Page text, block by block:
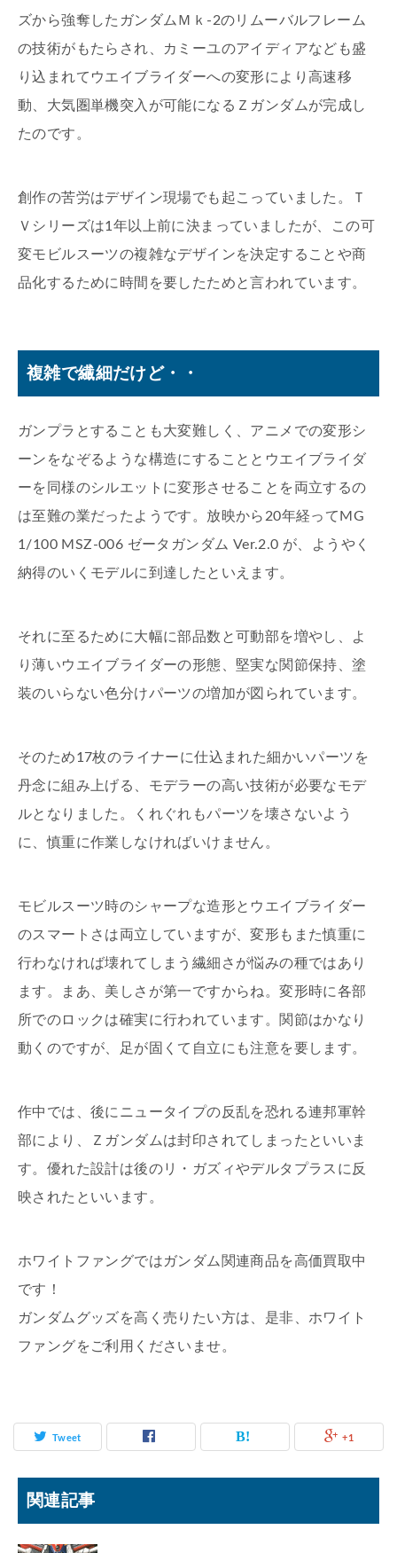
ズから強奪したガンダムＭｋ-2のリムーバルフレーム
の技術がもたらされ、カミーユのアイディアなども盛
り込まれてウエイブライダーへの変形により高速移
動、大気圏単機突入が可能になるＺガンダムが完成し
たのです。
創作の苦労はデザイン現場でも起こっていました。Ｔ
Ｖシリーズは1年以上前に決まっていましたが、この可
変モビルスーツの複雑なデザインを決定することや商
品化するために時間を要したためと言われています。
複雑で繊細だけど・・
ガンプラとすることも大変難しく、アニメでの変形シ
ーンをなぞるような構造にすることとウエイブライダ
ーを同様のシルエットに変形させることを両立するの
は至難の業だったようです。放映から20年経ってMG
1/100 MSZ-006 ゼータガンダム Ver.2.0 が、ようやく
納得のいくモデルに到達したといえます。
それに至るために大幅に部品数と可動部を増やし、よ
り薄いウエイブライダーの形態、堅実な関節保持、塗
装のいらない色分けパーツの増加が図られています。
そのため17枚のライナーに仕込まれた細かいパーツを
丹念に組み上げる、モデラーの高い技術が必要なモデ
ルとなりました。くれぐれもパーツを壊さないよう
に、慎重に作業しなければいけません。
モビルスーツ時のシャープな造形とウエイブライダー
のスマートさは両立していますが、変形もまた慎重に
行わなければ壊れてしまう繊細さが悩みの種ではあり
ます。まあ、美しさが第一ですからね。変形時に各部
所でのロックは確実に行われています。関節はかなり
動くのですが、足が固くて自立にも注意を要します。
作中では、後にニュータイプの反乱を恐れる連邦軍幹
部により、Ｚガンダムは封印されてしまったといいま
す。優れた設計は後のリ・ガズィやデルタプラスに反
映されたといいます。
ホワイトファングではガンダム関連商品を高価買取中
です！
ガンダムグッズを高く売りたい方は、是非、ホワイト
ファングをご利用くださいませ。
Tweet +1
関連記事